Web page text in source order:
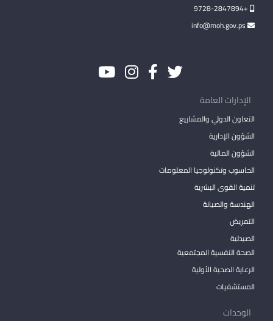
+9728-2847894
الإدارات العامة
التعاون الدولي والمشاريع
الشؤون الإدارية
الشؤون المالية
الحاسوب وتكنولوجيا المعلومات
تنمية القوى البشرية
الهندسة والصيانة
التمريض
الصيدلية
الصحة النفسية المجتمعية
الرعاية الصحية الأولية
المستشفيات
الوحدات